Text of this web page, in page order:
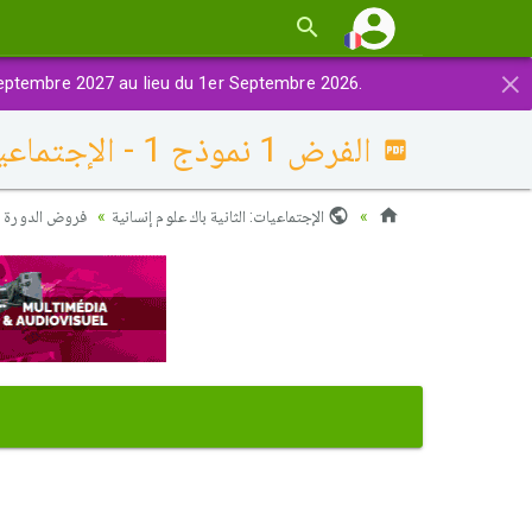
×
2027 au lieu du 1er Septembre 2026.
الفرض 1 نموذج 1 - الإجتماعيات ثانية باك آداب الدورة الأولى
الإجتماعيات: الثانية باك علوم إنسانية فروض الدورة